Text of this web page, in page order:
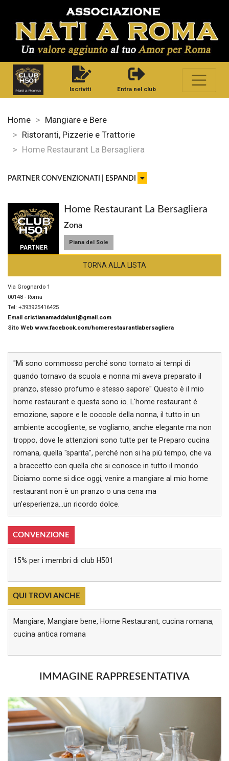
Iscriviti Entra nel club
Home
Mangiare e Bere
Ristoranti, Pizzerie e Trattorie
Home Restaurant La Bersagliera
PARTNER CONVENZIONATI | ESPANDI
Home Restaurant La Bersagliera
Zona
Piana del Sole
TORNA ALLA LISTA
Via Grognardo 1
00148 - Roma
Tel: +393925416425
Email cristianamaddaluni@gmail.com
Sito Web www.facebook.com/homerestaurantlabersagliera
"Mi sono commosso perché sono tornato ai tempi di
quando tornavo da scuola e nonna mi aveva preparato il
pranzo, stesso profumo e stesso sapore" Questo è il mio
home restaurant e questa sono io. L'home restaurant é
emozione, sapore e le coccole della nonna, il tutto in un
ambiente accogliente, se vogliamo, anche elegante ma non
troppo, dove le attenzioni sono tutte per te Preparo cucina
romana, quella "sparita", perché non si ha più tempo, che va
a braccetto con quella che si conosce in tutto il mondo.
Diciamo come si dice oggi, venire a mangiare al mio home
restaurant non è un pranzo o una cena ma
un'esperienza...un ricordo dolce.
CONVENZIONE
15% per i membri di club H501
QUI TROVI ANCHE
Mangiare, Mangiare bene, Home Restaurant, cucina romana,
cucina antica romana
IMMAGINE RAPPRESENTATIVA